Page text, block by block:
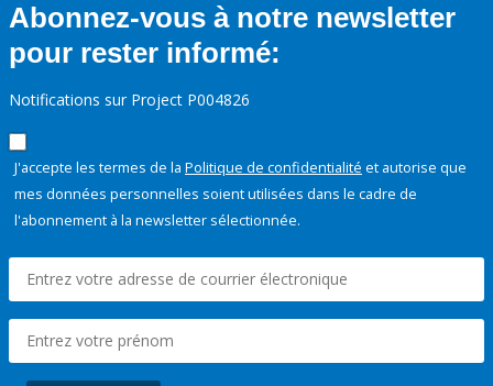
Abonnez-vous à notre newsletter
pour rester informé:
Notifications sur Project P004826
J'accepte les termes de la Politique de confidentialité et autorise que
mes données personnelles soient utilisées dans le cadre de
l'abonnement à la newsletter sélectionnée.